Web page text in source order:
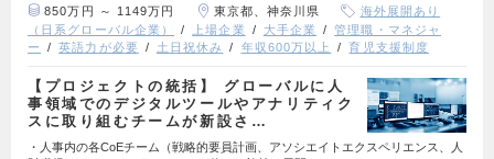
850万円 ～ 1149万円 東京都、神奈川県
海外展開あり
（日系グローバル企業）
上場企業 大手企業
管理職・マネジャ
ー
英語力が必要 土日祝休み 年収600万以上 育児支援制度
【プロジェクトの統括】 グローバルに人
事領域でのデジタルツールやアナリティク
スに取り組むチームが新設さ…
・人事内の各CoEチーム（戦略的要員計画、アソシエイトエクスペリエンス、人